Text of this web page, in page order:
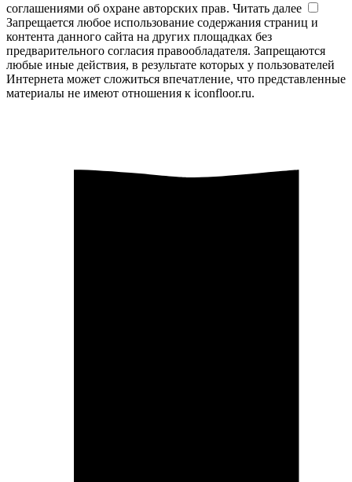
соглашениями об охране авторских прав. Читать далее
Запрещается любое использование содержания страниц и
контента данного сайта на других площадках без
предварительного согласия правообладателя. Запрещаются
любые иные действия, в результате которых у пользователей
Интернета может сложиться впечатление, что представленные
материалы не имеют отношения к iconfloor.ru.